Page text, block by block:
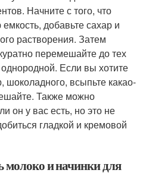
Начните с того, что
добавьте сахар и
растворения. Затем
перемешайте до тех
Если вы хотите
шоколадного, всыпьте какао-
Также можно
он у вас есть, но это не
гладкой и кремовой
молоко и начинки для